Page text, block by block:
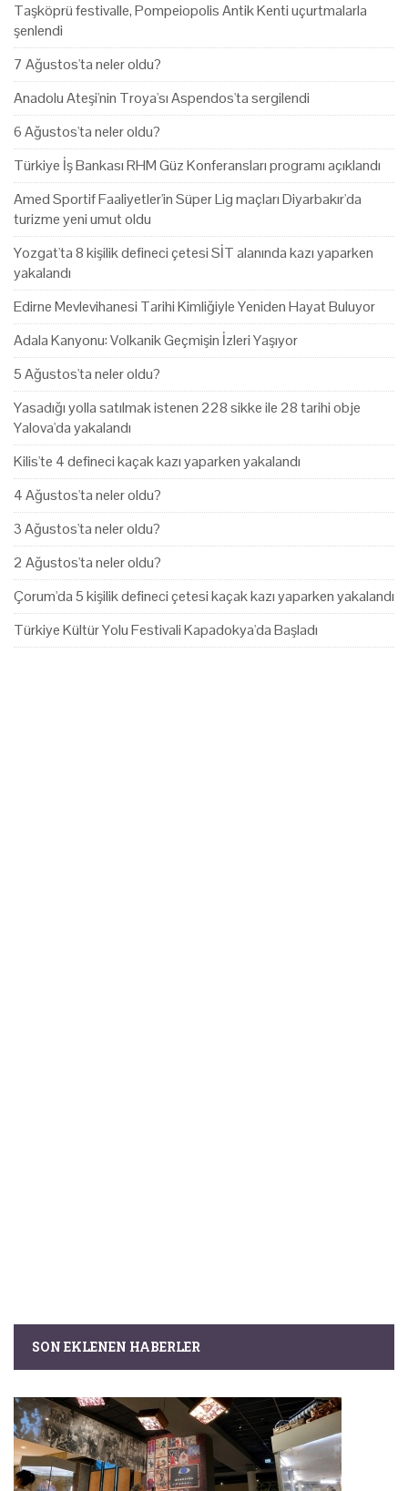
Taşköprü festivalle, Pompeiopolis Antik Kenti uçurtmalarla
şenlendi
7 Ağustos'ta neler oldu?
Anadolu Ateşi'nin Troya'sı Aspendos'ta sergilendi
6 Ağustos'ta neler oldu?
Türkiye İş Bankası RHM Güz Konferansları programı açıklandı
Amed Sportif Faaliyetler'in Süper Lig maçları Diyarbakır'da
turizme yeni umut oldu
Yozgat'ta 8 kişilik defineci çetesi SİT alanında kazı yaparken
yakalandı
Edirne Mevlevihanesi Tarihi Kimliğiyle Yeniden Hayat Buluyor
Adala Kanyonu: Volkanik Geçmişin İzleri Yaşıyor
5 Ağustos'ta neler oldu?
Yasadığı yolla satılmak istenen 228 sikke ile 28 tarihi obje
Yalova'da yakalandı
Kilis'te 4 defineci kaçak kazı yaparken yakalandı
4 Ağustos'ta neler oldu?
3 Ağustos'ta neler oldu?
2 Ağustos'ta neler oldu?
Çorum'da 5 kişilik defineci çetesi kaçak kazı yaparken yakalandı
Türkiye Kültür Yolu Festivali Kapadokya'da Başladı
SON EKLENEN HABERLER